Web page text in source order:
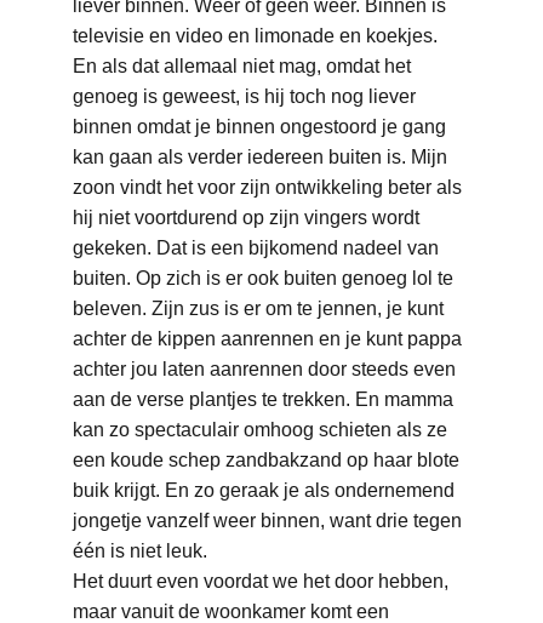
liever binnen. Weer of geen weer. Binnen is
televisie en video en limonade en koekjes.
En als dat allemaal niet mag, omdat het
genoeg is geweest, is hij toch nog liever
binnen omdat je binnen ongestoord je gang
kan gaan als verder iedereen buiten is. Mijn
zoon vindt het voor zijn ontwikkeling beter als
hij niet voortdurend op zijn vingers wordt
gekeken. Dat is een bijkomend nadeel van
buiten. Op zich is er ook buiten genoeg lol te
beleven. Zijn zus is er om te jennen, je kunt
achter de kippen aanrennen en je kunt pappa
achter jou laten aanrennen door steeds even
aan de verse plantjes te trekken. En mamma
kan zo spectaculair omhoog schieten als ze
een koude schep zandbakzand op haar blote
buik krijgt. En zo geraak je als ondernemend
jongetje vanzelf weer binnen, want drie tegen
één is niet leuk.
Het duurt even voordat we het door hebben,
maar vanuit de woonkamer komt een